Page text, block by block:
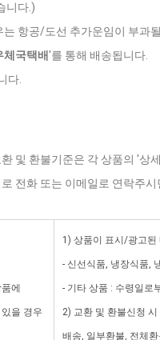
니다.)
항공/도선 추가운임이 부과
체국택배'를 통해 배송됩니다.
다.
및 환불기준은 각 상품의 '상
전화 또는 이메일로 연락주
에
을 경우
1) 상품이 표시/광고된
- 신선식품, 냉장식품,
- 기타 상품 : 수령일로
2) 교환 및 환불신청
배송, 일부환불, 전체